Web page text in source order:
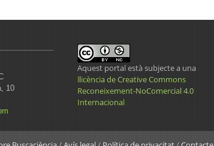
10
Aquest portal està subjecte a una
llicència de Creative Commons
Reconeixement-NoComercial 4.0
Internacional